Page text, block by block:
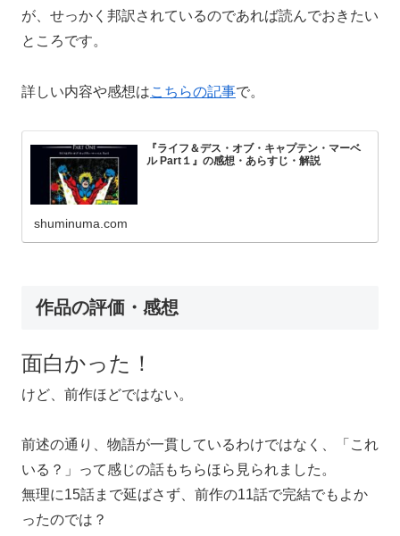
が、せっかく邦訳されているのであれば読んでおきたい
ところです。
詳しい内容や感想はこちらの記事で。
『ライフ＆デス・オブ・キャプテン・マーベ
ル Part１』の感想・あらすじ・解説
shuminuma.com
作品の評価・感想
面白かった！
けど、前作ほどではない。
前述の通り、物語が一貫しているわけではなく、「これ
いる？」って感じの話もちらほら見られました。
無理に15話まで延ばさず、前作の11話で完結でもよか
ったのでは？